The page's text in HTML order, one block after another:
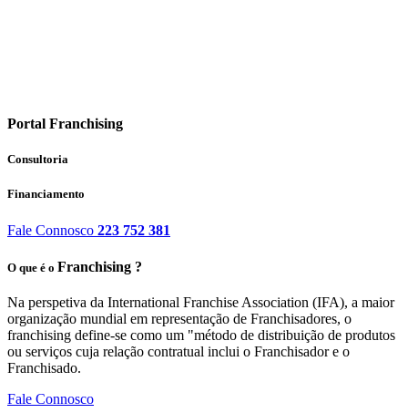
Portal Franchising
Consultoria
Financiamento
Fale Connosco 223 752 381
O que é o Franchising ?
Na perspetiva da International Franchise Association (IFA), a maior
organização mundial em representação de Franchisadores, o
franchising define-se como um "método de distribuição de produtos
ou serviços cuja relação contratual inclui o Franchisador e o
Franchisado.
Fale Connosco